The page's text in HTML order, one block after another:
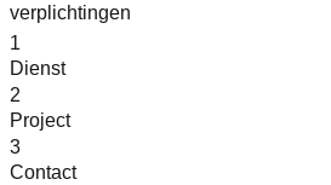
verplichtingen
1
Dienst
2
Project
3
Contact